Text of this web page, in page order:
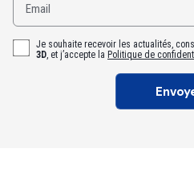
Email
Je souhaite recevoir les actualités,
3D, et j’accepte la Politique de